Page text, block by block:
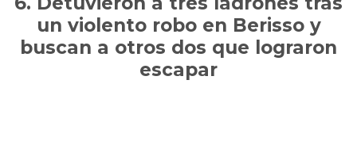
un violento robo en Berisso y
buscan a otros dos que lograron
escapar